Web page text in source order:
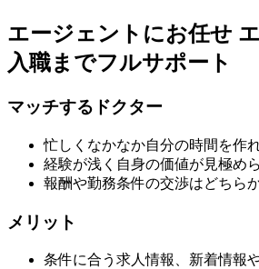
エージェントにお任せ
入職までフルサポート
マッチするドクター
忙しくなかなか自分の時間を作
経験が浅く自身の価値が見極め
報酬や勤務条件の交渉はどちら
メリット
条件に合う求人情報、新着情報